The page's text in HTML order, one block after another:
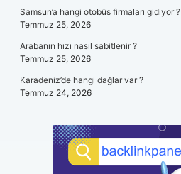
Samsun’a hangi otobüs firmaları gidiyor ?
Temmuz 25, 2026
Arabanın hızı nasıl sabitlenir ?
Temmuz 25, 2026
Karadeniz’de hangi dağlar var ?
Temmuz 24, 2026